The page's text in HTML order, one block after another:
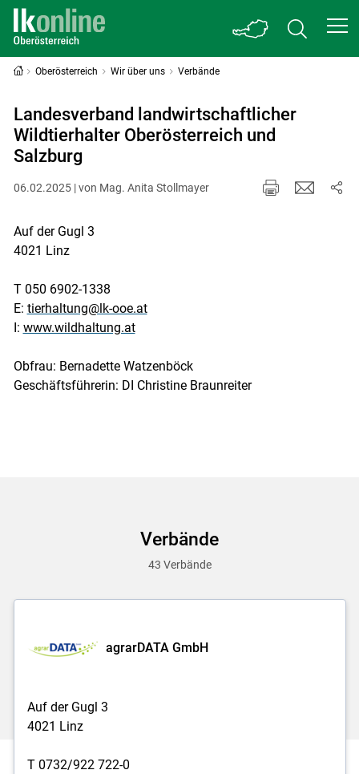
Oberösterreich Wir über uns Verbände
Landesverband landwirtschaftlicher
Wildtierhalter Oberösterreich und
Salzburg
06.02.2025 | von Mag. Anita Stollmayer
Auf der Gugl 3
4021 Linz
T 050 6902-1338
E: tierhaltung@lk-ooe.at
I: www.wildhaltung.at
Obfrau: Bernadette Watzenböck
Geschäftsführerin: DI Christine Braunreiter
Verbände
43 Verbände
agrarDATA GmbH
Auf der Gugl 3
4021 Linz
T 0732/922 722-0